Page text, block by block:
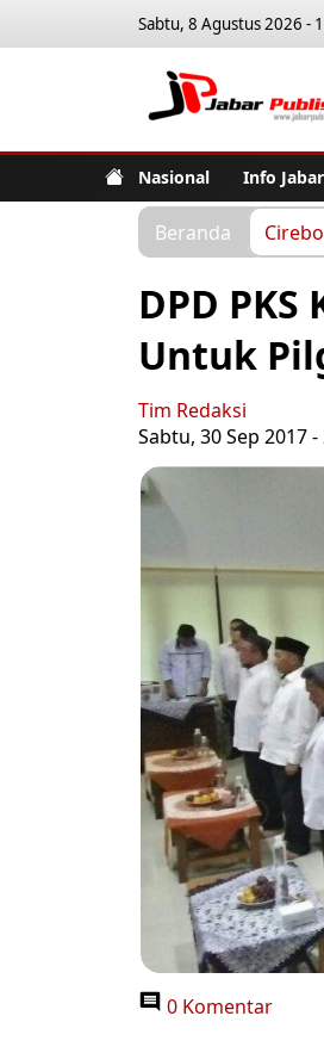
Sabtu, 8 Agustus 2026 -
Nasional Info Jabar
Beranda
DPD
Untuk
Tim Redaksi
Sabtu, 30 Sep 2017 -
0 Komentar